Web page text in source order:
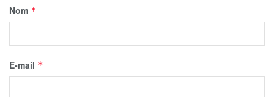
Nom *
E-mail *